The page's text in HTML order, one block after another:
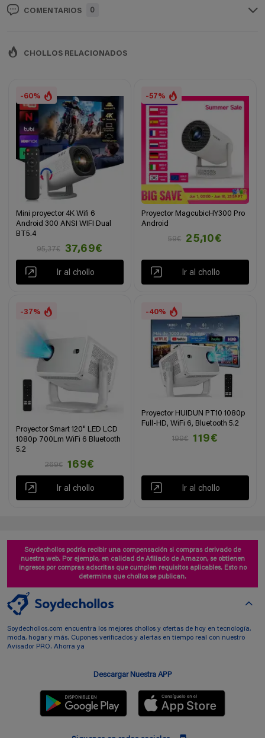
COMENTARIOS 0
CHOLLOS RELACIONADOS
-60%
Mini proyector 4K Wifi 6
Android 300 ANSI WIFI Dual
BT5.4
95,37€
37,69€
Ir al chollo
-57%
Proyector MagcubicHY300 Pro
Android
59€
25,10€
Ir al chollo
-37%
Proyector Smart 120" LED LCD
1080p 700Lm WiFi 6 Bluetooth
5.2
269€
169€
Ir al chollo
-40%
Proyector HUIDUN PT10 1080p
Full-HD, WiFi 6, Bluetooth 5.2
199€
119€
Ir al chollo
Soydechollos podría recibir una compensación si compras derivado de
nuestra web. Por ejemplo, en calidad de Afiliado de Amazon, se obtienen
ingresos por compras adscritas que cumplen requisitos aplicables. Esto no
determina que chollos se publican.
Soydechollos.com encuentra los mejores chollos y ofertas de hoy en tecnología,
moda, hogar y más. Cupones verificados y alertas en tiempo real con nuestro
Avisador PRO. Ahorra ya
Descargar Nuestra APP